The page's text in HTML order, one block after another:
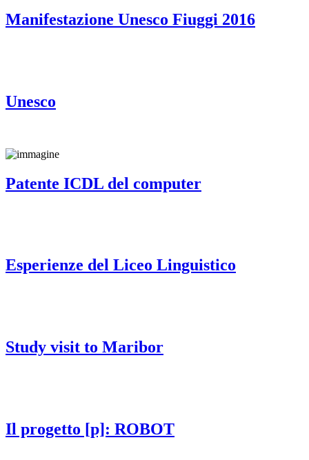
Manifestazione Unesco Fiuggi 2016
Unesco
Patente ICDL del computer
Esperienze del Liceo Linguistico
Study visit to Maribor
Il progetto [p]: ROBOT